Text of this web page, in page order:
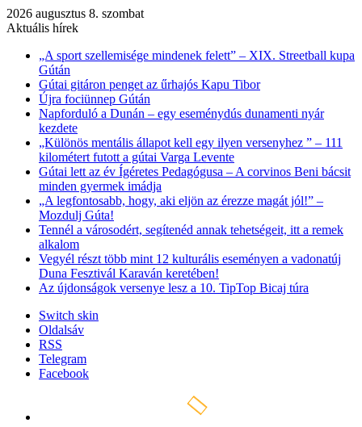
2026 augusztus 8. szombat
Aktuális hírek
„A sport szellemisége mindenek felett” – XIX. Streetball kupa
Gútán
Gútai gitáron penget az űrhajós Kapu Tibor
Újra fociünnep Gútán
Napforduló a Dunán – egy eseménydús dunamenti nyár
kezdete
„Különös mentális állapot kell egy ilyen versenyhez ” – 111
kilométert futott a gútai Varga Levente
Gútai lett az év Ígéretes Pedagógusa – A corvinos Beni bácsit
minden gyermek imádja
„A legfontosabb, hogy, aki eljön az érezze magát jól!” –
Mozdulj Gúta!
Tennél a városodért, segítenéd annak tehetségeit, itt a remek
alkalom
Vegyél részt több mint 12 kulturális eseményen a vadonatúj
Duna Fesztivál Karaván keretében!
Az újdonságok versenye lesz a 10. TipTop Bicaj túra
Switch skin
Oldalsáv
RSS
Telegram
Facebook